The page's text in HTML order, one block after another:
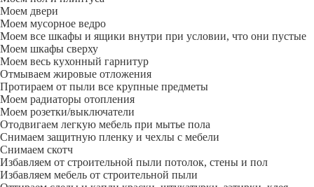
Моем двери
Моем мусорное ведро
Моем все шкафы и ящики внутри при условии, что они пустые
Моем шкафы сверху
Моем весь кухонный гарнитур
Отмываем жировые отложения
Протираем от пыли все крупные предметы
Моем радиаторы отопления
Моем розетки/выключатели
Отодвигаем легкую мебель при мытье пола
Снимаем защитную пленку и чехлы с мебели
Снимаем скотч
Избавляем от строительной пыли потолок, стены и пол
Избавляем мебель от строительной пыли